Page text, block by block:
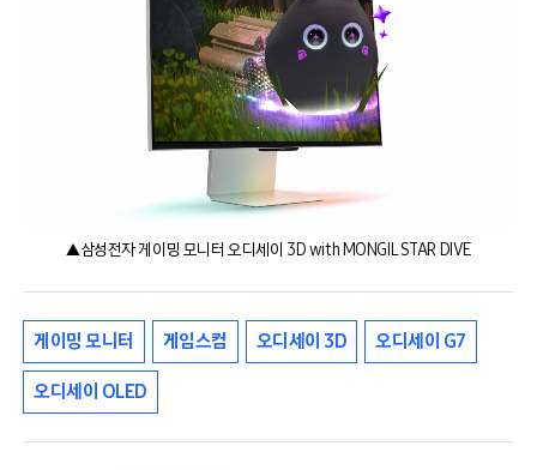
▲삼성전자 게이밍 모니터 오디세이 3D with MONGIL STAR DIVE
게이밍 모니터 게임스컴 오디세이 3D 오디세이 G7
오디세이 OLED